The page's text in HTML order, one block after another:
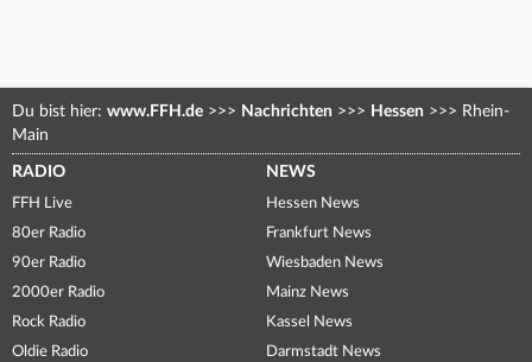
Du bist hier: www.FFH.de >>> Nachrichten >>> Hessen >>> Rhein-
Main
RADIO
FFH Live
80er Radio
90er Radio
2000er Radio
Rock Radio
Oldie Radio
NEWS
Hessen News
Frankfurt News
Wiesbaden News
Mainz News
Kassel News
Darmstadt News